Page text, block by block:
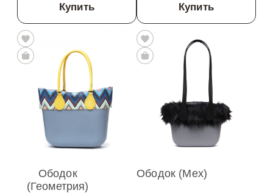
Купить Купить
Ободок
(геометрия)
Ободок (Мех)